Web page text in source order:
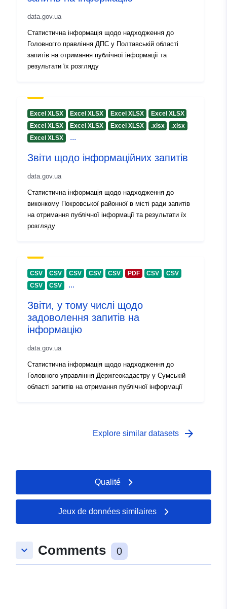
Infos sur la
version:
1.0
data.gov.ua
Статистична інформація щодо надходження до
Головногго правління ДПС у Полтавській області
запитів на отримання публічної інформації та
результати їх розгляду
Excel XLSX Excel XLSX Excel XLSX
Excel XLSX
Excel XLSX
Excel XLSX Excel XLSX .xlsx
.xlsx
Excel XLSX
...
Звіти щодо інформаційних запитів
data.gov.ua
Статистична інформація щодо надходження до
виконкому Покровської районної в місті ради запитів
на отримання публічної інформації та результати їх
розгляду
CSV CSV CSV CSV CSV PDF CSV
CSV
CSV
CSV ...
Звіти, у тому числі щодо
задоволення запитів на
інформацію
data.gov.ua
Статистична інформація щодо надходження до
Головного управління Держгеокадастру у Сумській
області запитів на отримання публічної інформації
Explore similar datasets arrow_forward
Qualité
Jeux de données similaires
keyboard_arrow_down Comments 0